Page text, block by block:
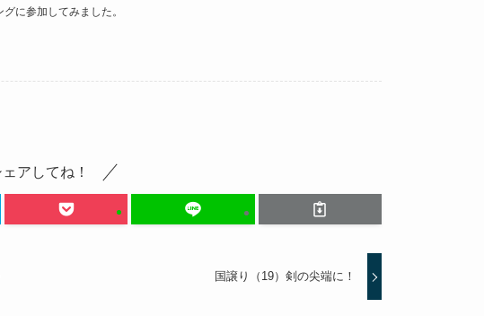
に参加してみました。
アしてね！
国譲り（19）剣の尖端に！